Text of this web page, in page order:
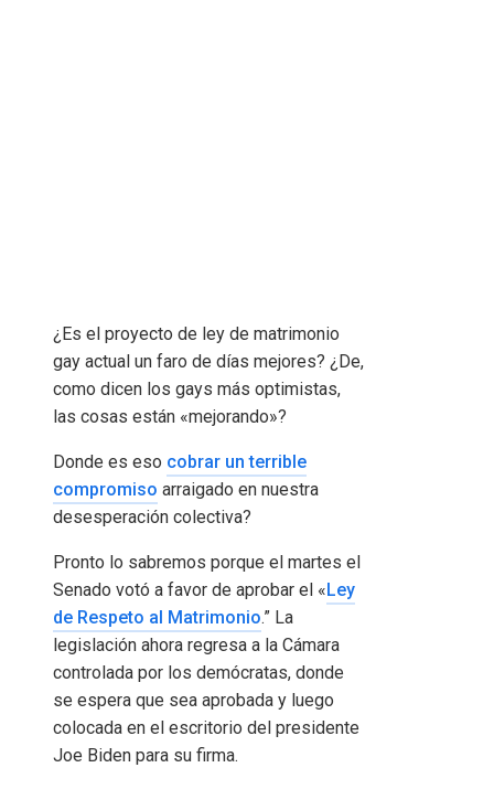
¿Es el proyecto de ley de matrimonio
gay actual un faro de días mejores? ¿De,
como dicen los gays más optimistas,
las cosas están «mejorando»?
Donde es eso cobrar un terrible
compromiso arraigado en nuestra
desesperación colectiva?
Pronto lo sabremos porque el martes el
Senado votó a favor de aprobar el «Ley
de Respeto al Matrimonio.” La
legislación ahora regresa a la Cámara
controlada por los demócratas, donde
se espera que sea aprobada y luego
colocada en el escritorio del presidente
Joe Biden para su firma.